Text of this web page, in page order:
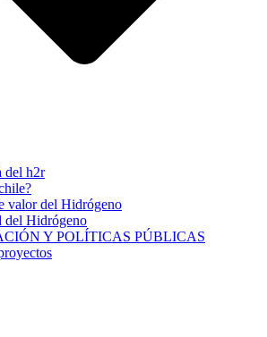
del h2r
valor del Hidrógeno
del Hidrógeno
Y POLÍTICAS PÚBLICAS